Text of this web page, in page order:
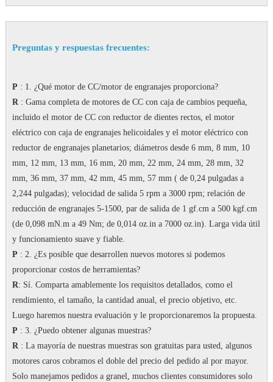
Preguntas y respuestas frecuentes:
P : 1. ¿Qué motor de CC/motor de engranajes proporciona?
R: Gama completa de motores de CC con caja de cambios pequeña,
incluido el motor de CC con reductor de dientes rectos, el motor
eléctrico con caja de engranajes helicoidales y el motor eléctrico con
reductor de engranajes planetarios; diámetros desde 6 mm, 8 mm, 10
mm, 12 mm, 13 mm, 16 mm, 20 mm, 22 mm, 24 mm, 28 mm, 32
mm, 36 mm, 37 mm, 42 mm, 45 mm, 57 mm ( de 0,24 pulgadas a
2,244 pulgadas); velocidad de salida 5 rpm a 3000 rpm; relación de
reducción de engranajes 5-1500, par de salida de 1 gf.cm a 500 kgf.cm
(de 0,098 mN.m a 49 Nm; de 0,014 oz.in a 7000 oz.in). Larga vida útil
y funcionamiento suave y fiable.
P : 2. ¿Es posible que desarrollen nuevos motores si podemos
proporcionar costos de herramientas?
R: Sí. Comparta amablemente los requisitos detallados, como el
rendimiento, el tamaño, la cantidad anual, el precio objetivo, etc.
Luego haremos nuestra evaluación y le proporcionaremos la propuesta.
P : 3. ¿Puedo obtener algunas muestras?
R: La mayoría de nuestras muestras son gratuitas para usted, algunos
motores caros cobramos el doble del precio del pedido al por mayor.
Solo manejamos pedidos a granel, muchos clientes consumidores solo